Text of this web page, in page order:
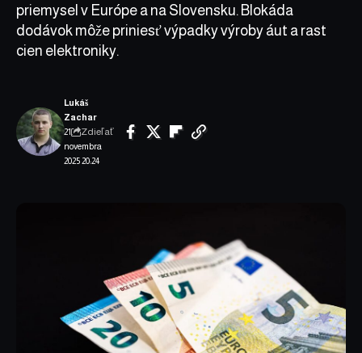
priemysel v Európe a na Slovensku. Blokáda
dodávok môže priniesť výpadky výroby áut a rast
cien elektroniky.
21.
novembra
2025 20:24
Lukáš
Zachar
Zdieľať